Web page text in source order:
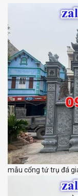
mẫu cổng tứ trụ đá